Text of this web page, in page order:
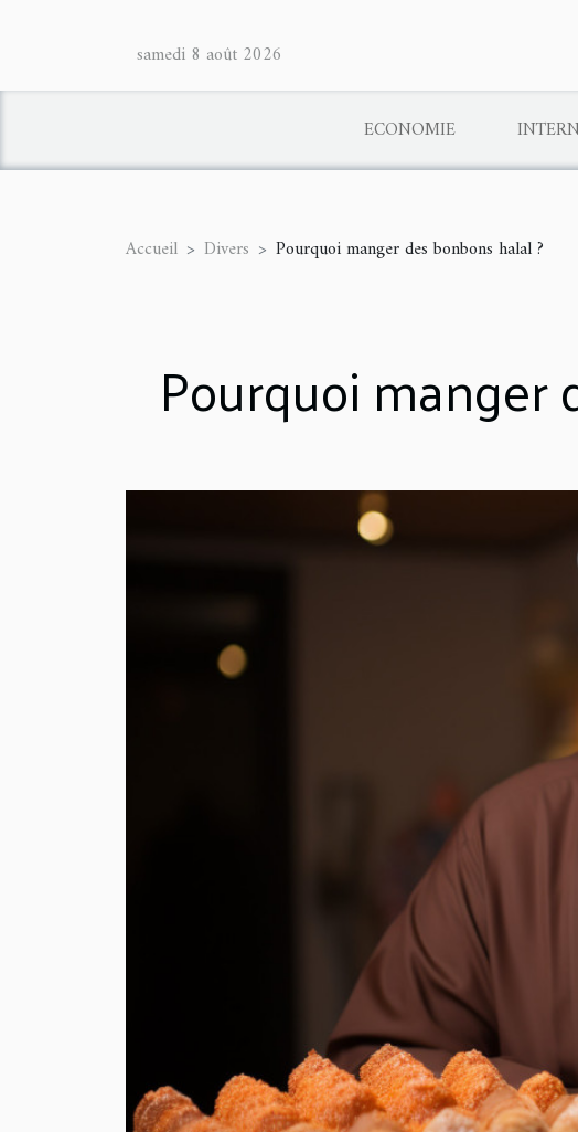
samedi 8 août 2026
ECONOMIE
Accueil Divers Pourquoi manger des bonbons halal ?
Pourquoi manger